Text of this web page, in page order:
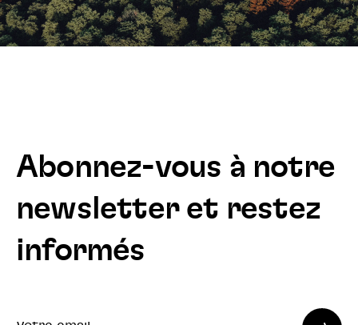
Abonnez-vous à notre
newsletter et restez
informés